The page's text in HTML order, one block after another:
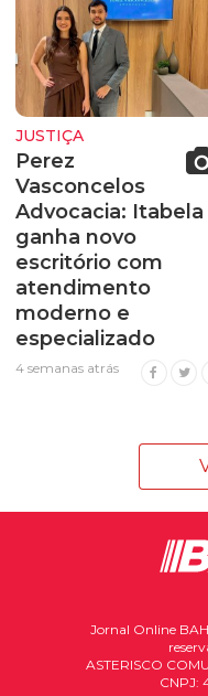
JUSTIÇA
Perez
Vasconcelos
Advocacia: Itabela
ganha novo
escritório com
atendimento
moderno e
especializado
4 semanas atrás
Jornal Online
ASTERISCO
CNPJ: